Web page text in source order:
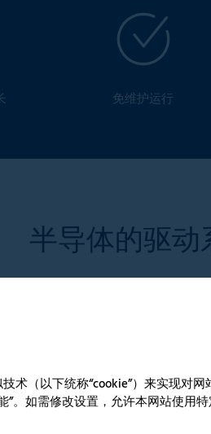
免维护运行
半导体的驱动
术（以下统称“cookie”）来实现对
”。如需修改设置，允许本网站使用